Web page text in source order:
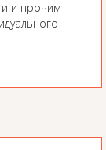
и прочим